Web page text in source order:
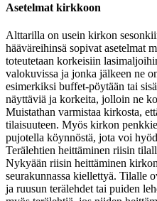
Asetelmat kirkkoon
Alttarilla on usein kirkon
hääväreihinsä sopivat asetelmat
toteutetaan korkeisiin
valokuvissa ja jonka jälkeen ne
esimerkiksi buffet-pöytään tai
näyttäviä ja korkeita, jolloin ne
Muistathan varmistaa kirkosta,
tilaisuuteen. Myös kirkon
pujotella köynnöstä, jota voi
Terälehtien heittäminen riisin
Nykyään riisin heittäminen
seurakunnassa kiellettyä. Tilalle
ja ruusun terälehdet tai puiden